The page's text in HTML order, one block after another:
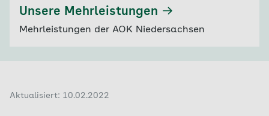
Unsere Mehrleistungen
Mehrleistungen der AOK Niedersachsen
Aktualisiert: 10.02.2022